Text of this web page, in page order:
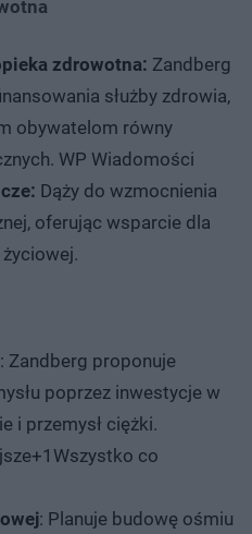
zdrowotna: Zandberg
służby zdrowia,
obywatelom równy
​WP Wiadomości
Dąży do wzmocnienia
oferując wsparcie dla
: Zandberg proponuje
poprzez inwestycje w
i przemysł ciężki.
co
: Planuje budowę ośmiu